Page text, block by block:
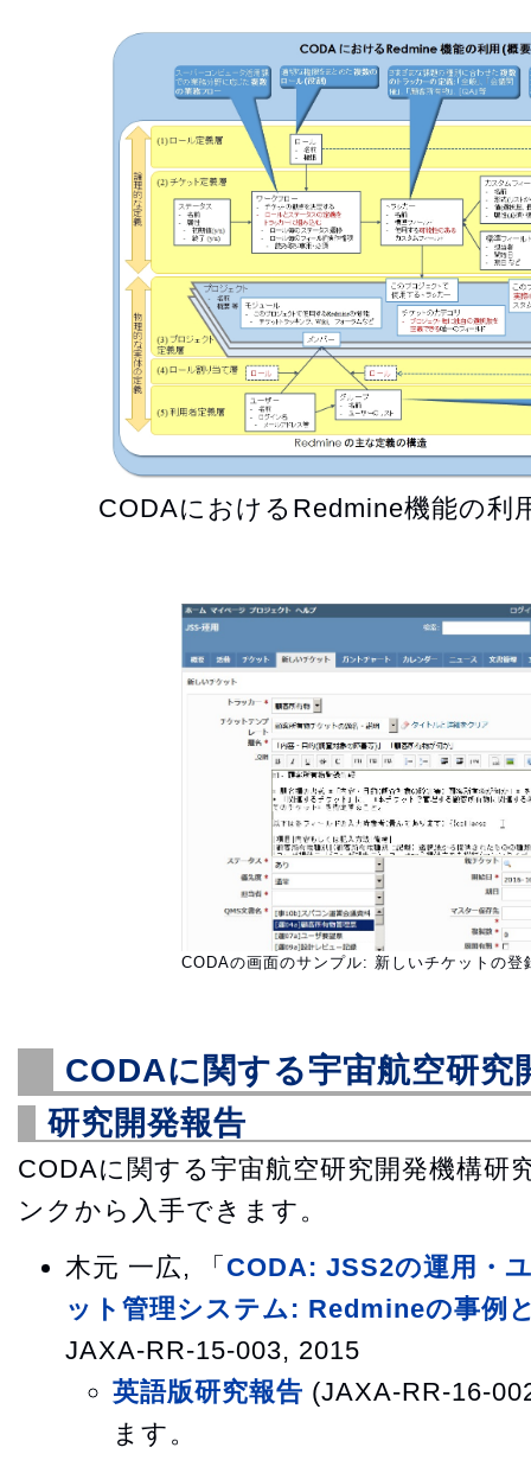
CODAにおけるRedmine機能の利
CODAの画面のサンプル: 新しいチケットの登
CODAに関する宇宙航空研究
研究開発報告
CODAに関する宇宙航空研究開発機構研
ンクから入手できます。
木元 一広, 「 CODA: JSS2の運用・
ット管理システム: Redmineの事例
JAXA-RR-15-003, 2015
英語版研究報告 (JAXA-RR-16-
ます。